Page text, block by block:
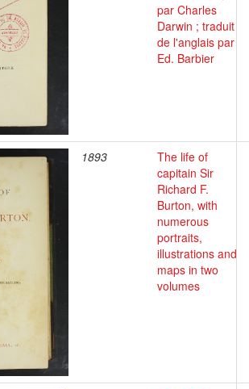
par Charles
Darwin ; traduit
de l'anglais par
Ed. Barbier
1893
The life of
capitain Sir
Richard F.
Burton, with
numerous
portraits,
illustrations and
maps in two
volumes